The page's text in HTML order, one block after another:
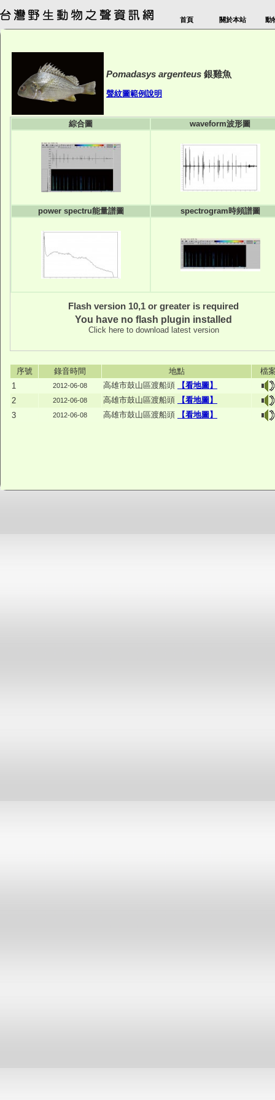
首頁 關於本站 動
Pomadasys argenteus 銀雞魚
聲紋圖範例說明
綜合圖 waveform波形圖
power spectru能量譜圖 spectrogram時頻譜圖
Flash version 10,1 or greater is required
You have no flash plugin installed
Click here to download latest version
序號 錄音時間 地點
檔
1
2012-06-08 高雄市鼓山區渡船頭
【看地圖】
2
2012-06-08 高雄市鼓山區渡船頭
【看地圖】
3
2012-06-08 高雄市鼓山區渡船頭 【看地圖】